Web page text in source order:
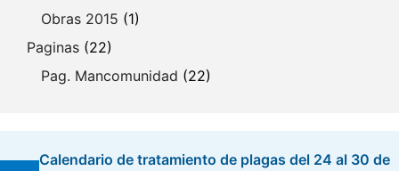
Obras 2015 (1)
Paginas (22)
Pag. Mancomunidad (22)
Calendario de tratamiento de plagas del 24 al 30 de